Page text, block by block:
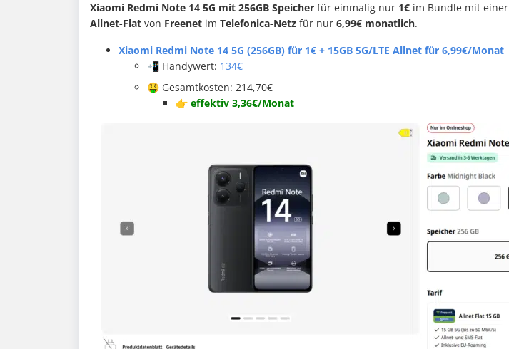
Xiaomi Redmi Note 14 5G mit 256GB Speicher für einmalig nur 1€ im Bundle mit einer
Allnet-Flat von Freenet im Telefonica-Netz für nur 6,99€ monatlich.
Xiaomi Redmi Note 14 5G (256GB) für 1€ + 15GB 5G/LTE Allnet für 6,99€/Monat
📲 Handywert: 134€
🤑 Gesamtkosten: 214,70€
👉 effektiv 3,36€/Monat